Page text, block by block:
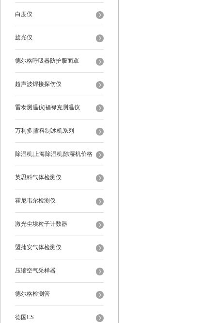
白度仪
旋光仪
德尔格呼吸器防护服面罩
超声波焊接探伤仪
雷泰测温仪|福禄克测温仪
万利多|雪科制冰机系列
除湿机|上海除湿机|除湿机价格
英思科气体检测仪
霍尼韦尔检测仪
激光尘埃粒子计数器
盟蒲安气体检测仪
压缩空气采样器
德尔格检测管
德国CS